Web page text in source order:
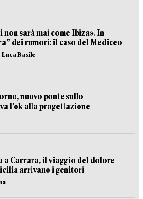
non sarà mai come Ibiza». In
dei rumori: il caso del Mediceo
Basile
nuovo ponte sullo
l’ok alla progettazione
a Carrara, il viaggio del dolore
arrivano i genitori